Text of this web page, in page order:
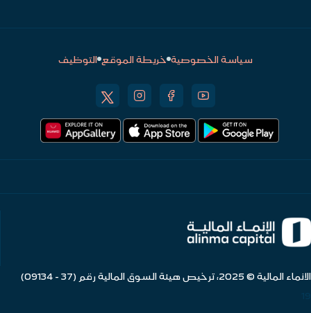
سياسة الخصوصية خريطة الموقع التوظيف
الانماء المالية © 2025، ترخيص هيئة السوق المالية رقم (37 - 09134)